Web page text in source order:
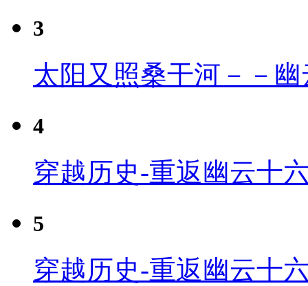
3
太阳又照桑干河－－
4
穿越历史-重返幽云十
5
穿越历史-重返幽云十